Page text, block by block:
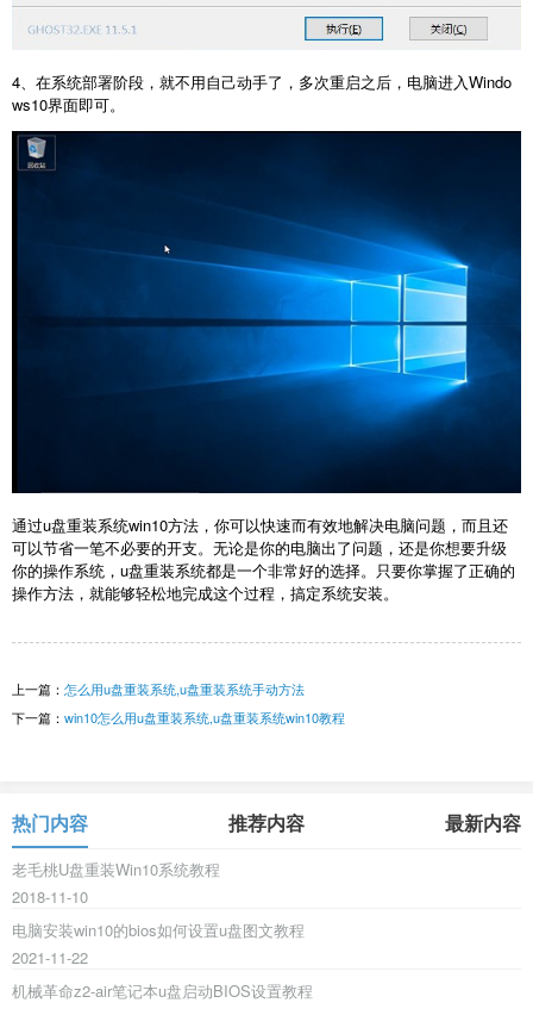
4、在系统部署阶段，就不用自己动手了，多次重启之后，电脑进入Windo
ws10界面即可。
通过u盘重装系统win10方法，你可以快速而有效地解决电脑问题，而且还
可以节省一笔不必要的开支。无论是你的电脑出了问题，还是你想要升级
你的操作系统，u盘重装系统都是一个非常好的选择。只要你掌握了正确的
操作方法，就能够轻松地完成这个过程，搞定系统安装。
上一篇： 怎么用u盘重装系统,u盘重装系统手动方法
下一篇： win10怎么用u盘重装系统,u盘重装系统win10教程
热门内容 推荐内容 最新内容
老毛桃U盘重装Win10系统教程
2018-11-10
电脑安装win10的bios如何设置u盘图文教程
2021-11-22
机械革命z2-air笔记本u盘启动BIOS设置教程